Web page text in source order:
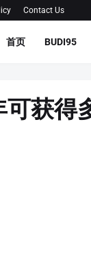
Contact Us
首页 BUDI95
获得